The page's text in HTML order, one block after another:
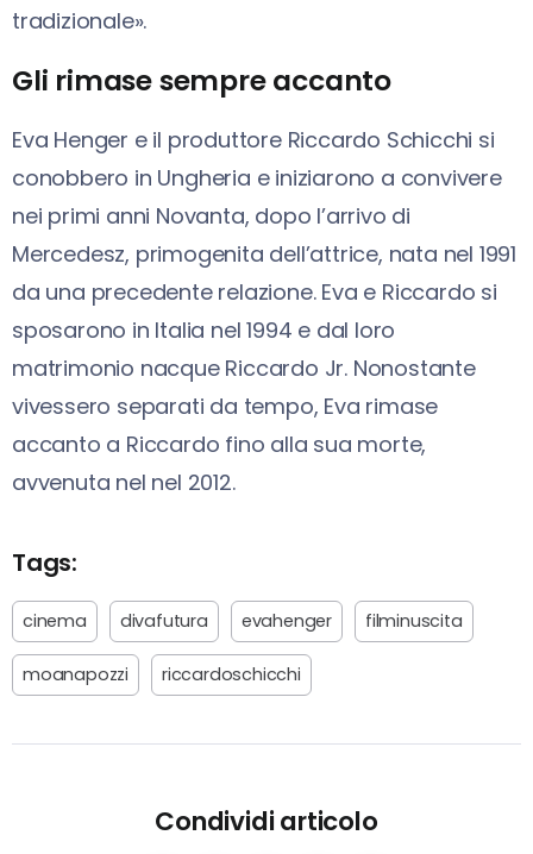
tradizionale».
Gli rimase sempre accanto
Eva Henger e il produttore Riccardo Schicchi si
conobbero in Ungheria e iniziarono a convivere
nei primi anni Novanta, dopo l’arrivo di
Mercedesz, primogenita dell’attrice, nata nel 1991
da una precedente relazione. Eva e Riccardo si
sposarono in Italia nel 1994 e dal loro
matrimonio nacque Riccardo Jr. Nonostante
vivessero separati da tempo, Eva rimase
accanto a Riccardo fino alla sua morte,
avvenuta nel nel 2012.
Tags:
cinema divafutura evahenger filminuscita
moanapozzi riccardoschicchi
Condividi articolo